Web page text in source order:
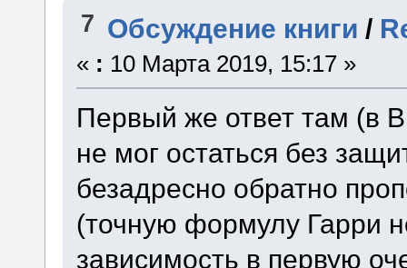
7 Обсуждение книги /
« : 10 Марта 2019, 15:17 »
Первый же ответ там (в
не мог остаться без
безадресно обратно
(точную формулу Гарри
зависимость в первую